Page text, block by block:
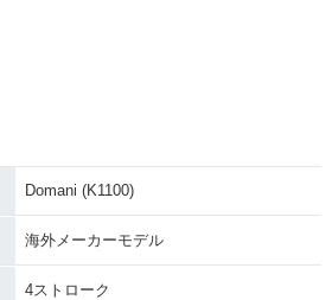
Domani (K1100)
海外メーカーモデル
4ストローク